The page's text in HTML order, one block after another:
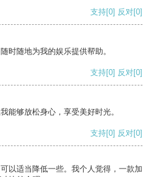
支持[0] 反对[0]
时随地为我的娱乐提供帮助。
支持[0] 反对[0]
能够放松身心，享受美好时光。
支持[0] 反对[0]
以适当降低一些。我个人觉得，一款加